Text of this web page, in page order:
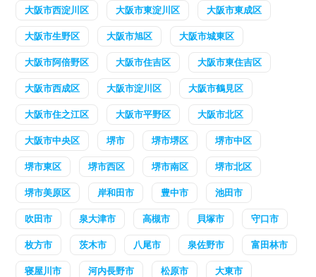
大阪市西淀川区 大阪市東淀川区 大阪市東成区
大阪市生野区 大阪市旭区 大阪市城東区
大阪市阿倍野区 大阪市住吉区 大阪市東住吉区
大阪市西成区 大阪市淀川区 大阪市鶴見区
大阪市住之江区 大阪市平野区 大阪市北区
大阪市中央区 堺市 堺市堺区 堺市中区
堺市東区 堺市西区 堺市南区 堺市北区
堺市美原区 岸和田市 豊中市 池田市
吹田市 泉大津市 高槻市 貝塚市 守口市
枚方市 茨木市 八尾市 泉佐野市 富田林市
寝屋川市 河内長野市 松原市 大東市